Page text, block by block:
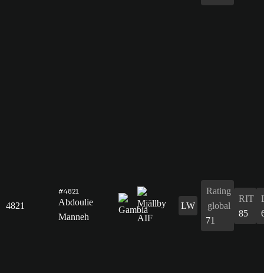
4821
#4821
Abdoulie
Manneh
LW
Rating
global
71
RIT
85